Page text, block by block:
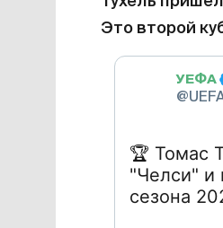
Это второй
УЕФА
🏆 Томас
"Челси" и
сезона